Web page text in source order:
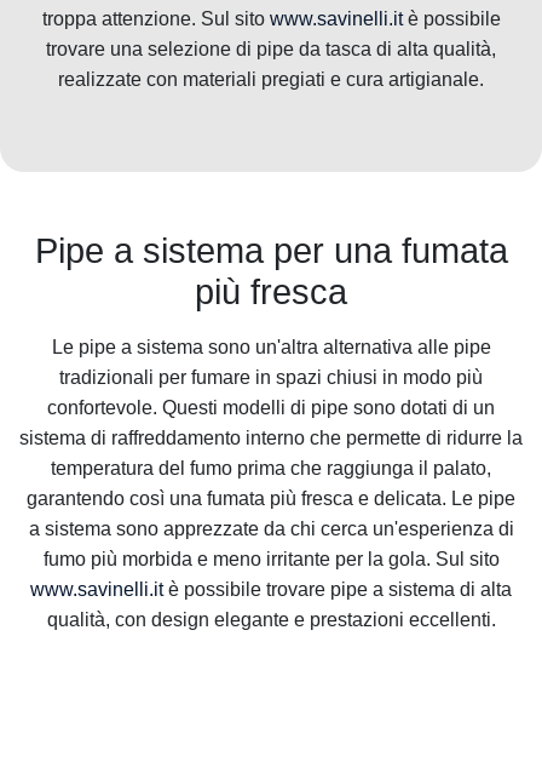
troppa attenzione. Sul sito www.savinelli.itè possibile
trovare una selezione di pipe da tasca di alta qualità,
realizzate con materiali pregiati e cura artigianale.
Pipe a sistema per una fumata
più fresca
Le pipe a sistema sono un'altra alternativa alle pipe
tradizionali per fumare in spazi chiusi in modo più
confortevole. Questi modelli di pipe sono dotati di un
sistema di raffreddamento interno che permette di ridurre la
temperatura del fumo prima che raggiunga il palato,
garantendo così una fumata più fresca e delicata. Le pipe
a sistema sono apprezzate da chi cerca un'esperienza di
fumo più morbida e meno irritante per la gola. Sul sito
www.savinelli.itè possibile trovare pipe a sistema di alta
qualità, con design elegante e prestazioni eccellenti.